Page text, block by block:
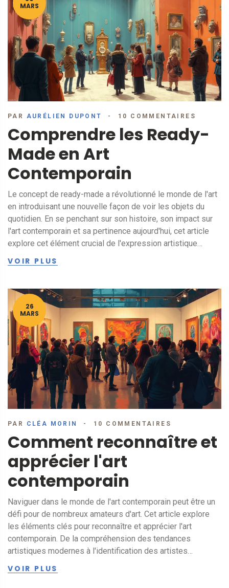
MARS
PAR AURÉLIEN DUPONT 10 COMMENTAIRES
Comprendre les Ready-
Made en Art
Contemporain
Le concept de ready-made a révolutionné le monde de l'art
en introduisant une nouvelle façon de voir les objets du
quotidien. En se penchant sur son histoire, son impact sur
l'art contemporain et sa pertinence aujourd'hui, cet article
explore cet élément crucial de l'expression artistique
normes et inspiré une génération d'artistes.
VOIR PLUS
26
MARS
PAR CLÉA MORIN 10 COMMENTAIRES
Comment reconnaître et
apprécier l'art
contemporain
Naviguer dans le monde de l'art contemporain peut être un
défi pour de nombreux amateurs d'art. Cet article explore
les éléments clés pour reconnaître et apprécier l'art
contemporain. De la compréhension des tendances
artistiques modernes à l'identification des artistes
peut transformer votre expérience artistique.
VOIR PLUS